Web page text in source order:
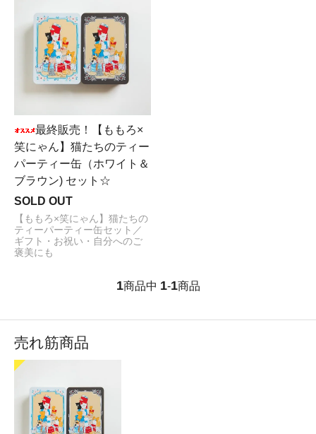
最終販売！【ももろ×
笑にゃん】猫たちのティー
パーティー缶（ホワイト＆
ブラウン) セット☆
SOLD OUT
【ももろ×笑にゃん】猫たちの
ティーパーティー缶セット／
ギフト・お祝い・自分へのご
褒美にも
1商品中 1-1商品
売れ筋商品